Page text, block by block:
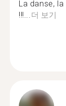
La danse,
!!!...더 보기